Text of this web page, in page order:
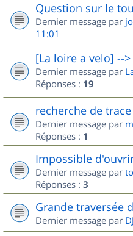
Question sur le
Dernier message par
11:01
[La loire a velo] --
Dernier message par
Réponses : 19
recherche de
Dernier message par
Réponses : 1
Impossible d'ouvrir
Dernier message par
Réponses : 3
Grande traversée
Dernier message par